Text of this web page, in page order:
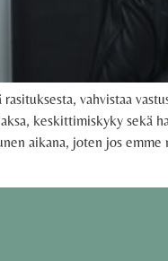
vahvistaa
keskittimiskyky
aikana, joten jos